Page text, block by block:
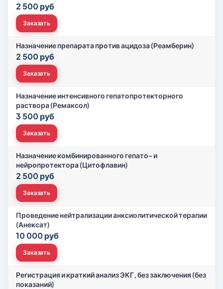
2 500 руб
Заказать
Назначение препарата против ацидоза (Реамберин)
2 500 руб
Заказать
Назначение интенсивного гепатопротекторного
раствора (Ремаксол)
3 500 руб
Заказать
Назначение комбинированного гепато- и
нейропротектора (Цитофлавин)
2 500 руб
Заказать
Проведение нейтрализации анксиолитической терапии
(Анексат)
10 000 руб
Заказать
Регистрация и краткий анализ ЭКГ, без заключения (без
показаний)